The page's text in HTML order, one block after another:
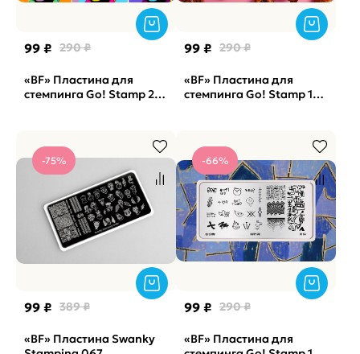
99 ₽ 290 ₽
«BF» Пластина для
стемпинга Go! Stamp 275
99 ₽ 290 ₽
«BF» Пластина для
стемпинга Go! Stamp 118
-75%
99 ₽ 389 ₽
«BF» Пластина Swanky
-66%
99 ₽ 290 ₽
«BF» Пластина для